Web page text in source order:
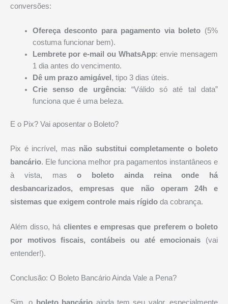
conversões:
Ofereça desconto para pagamento via boleto (5%
costuma funcionar bem).
Lembrete por e-mail ou WhatsApp: envie mensagem
1 dia antes do vencimento.
Dê um prazo amigável , tipo 3 dias úteis.
Crie senso de urgência: “Válido só até tal data”
funciona que é uma beleza.
E o Pix? Vai aposentar o Boleto?
Pix é incrível, mas não substitui completamente o boleto
bancário. Ele funciona melhor pra pagamentos instantâneos e
à vista, maso boleto ainda reina onde há
desbancarizados, empresas que não operam 24h e
sistemas que exigem controle mais rígido da cobrança.
Além disso, há clientes e empresas que preferem o boleto
por motivos fiscais, contábeis ou até emocionais (vai
entender!).
Conclusão: O Boleto Bancário Ainda Vale a Pena?